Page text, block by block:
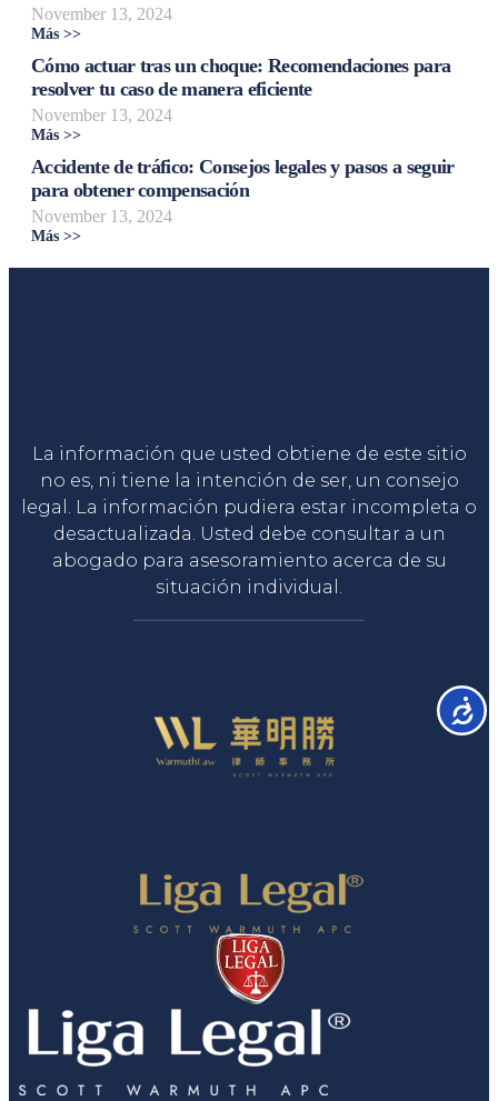
November 13, 2024
Más >>
Cómo actuar tras un choque: Recomendaciones para
resolver tu caso de manera eficiente
November 13, 2024
Más >>
Accidente de tráfico: Consejos legales y pasos a seguir
para obtener compensación
November 13, 2024
Más >>
La información que usted obtiene de este sitio
no es, ni tiene la intención de ser, un consejo
legal. La información pudiera estar incompleta o
desactualizada. Usted debe consultar a un
abogado para asesoramiento acerca de su
situación individual.